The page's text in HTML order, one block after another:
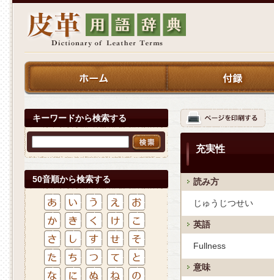
キーワードから検索する
50音順から検索する
充実性
読み方
じゅうじつせい
英語
Fullness
意味